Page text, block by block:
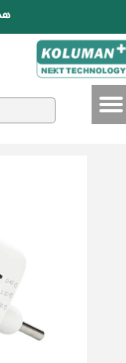
حساب کاربری من
تغییر گذر واژه
سفارشات